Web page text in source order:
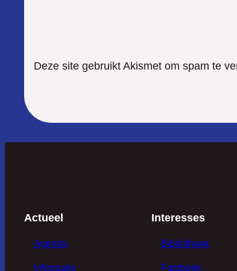
Deze site gebruikt Akismet om spam te
Actueel
Agenda
Informatie
Interesses
Bibliotheek
Fotoboek